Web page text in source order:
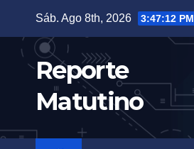
contenido
Sáb. Ago 8th, 2026 3:47:13 PM
Reporte
Matutino